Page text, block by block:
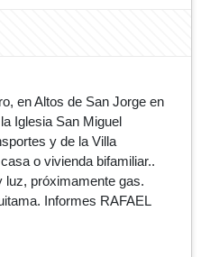
en Altos de San Jorge en
Iglesia San Miguel
y de la Villa
o vivienda bifamiliar..
luz, próximamente gas.
Informes RAFAEL